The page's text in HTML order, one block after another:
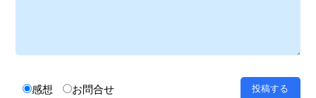
感想 お問合せ